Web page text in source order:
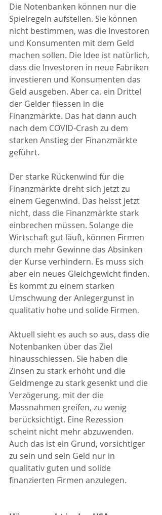
Die Notenbanken können nur die
Spielregeln aufstellen. Sie können
nicht bestimmen, was die Investoren
und Konsumenten mit dem Geld
machen sollen. Die Idee ist natürlich,
dass die Investoren in neue Fabriken
investieren und Konsumenten das
Geld ausgeben. Aber ca. ein Drittel
der Gelder fliessen in die
Finanzmärkte. Das hat dann auch
nach dem COVID-Crash zu dem
starken Anstieg der Finanzmärkte
geführt.
Der starke Rückenwind für die
Finanzmärkte dreht sich jetzt zu
einem Gegenwind. Das heisst jetzt
nicht, dass die Finanzmärkte stark
einbrechen müssen. Solange die
Wirtschaft gut läuft, können Firmen
durch mehr Gewinne das Absinken
der Kurse verhindern. Es muss sich
aber ein neues Gleichgewicht finden.
Es kommt zu einem starken
Umschwung der Anlegergunst in
qualitativ hohe und solide Firmen.
Aktuell sieht es auch so aus, dass die
Notenbanken über das Ziel
hinausschiessen. Sie haben die
Zinsen zu stark erhöht und die
Geldmenge zu stark gesenkt und die
Verzögerung, mit der die
Massnahmen greifen, zu wenig
berücksichtigt. Eine Rezession
scheint nicht mehr abzuwenden.
Auch das ist ein Grund, vorsichtiger
zu sein und sein Geld nur in
qualitativ guten und solide
finanzierten Firmen anzulegen.